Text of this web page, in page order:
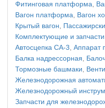
Фитинговая платформа,
Вагон платформа, Вагон
Крытый вагон,
Комплектующие и
Автосцепка СА-3, Аппарат
Балка надрессорная,
Тормозные башмаки,
Железнодорожная
Железнодорожный
Запчасти для